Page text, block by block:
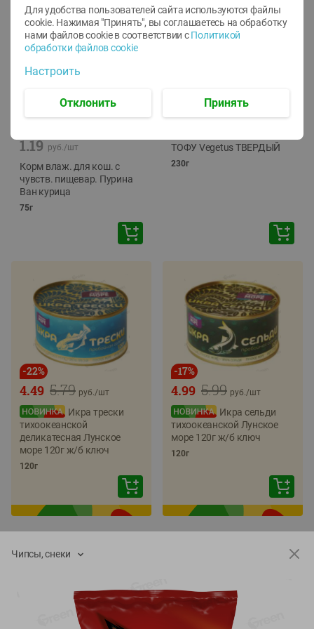
1.19 руб./шт
Корм влаж. для кош. с
чувств. пищевар. Пурина
Ван курица
75г
ТОФУ Vegetus ТВЕРДЫЙ
230г
-22%
5.79
4.49 руб./шт
Икра трески
тихоокеанской
деликатесная Лунское
море 120г ж/б ключ
120г
-17%
5.99
4.99 руб./шт
Икра сельди
тихоокеанской Лунское
море 120г ж/б ключ
120г
Чипсы, снеки
Для удобства пользователей сайта используются файлы
cookie. Нажимая "Принять", вы соглашаетесь на обработку
нами файлов cookie в соответствии с Политикой
обработки файлов cookie
Настроить
Отклонить Принять